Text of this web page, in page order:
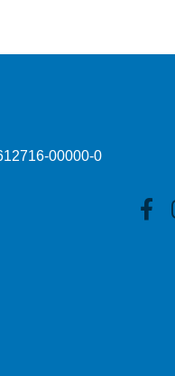
00000-0